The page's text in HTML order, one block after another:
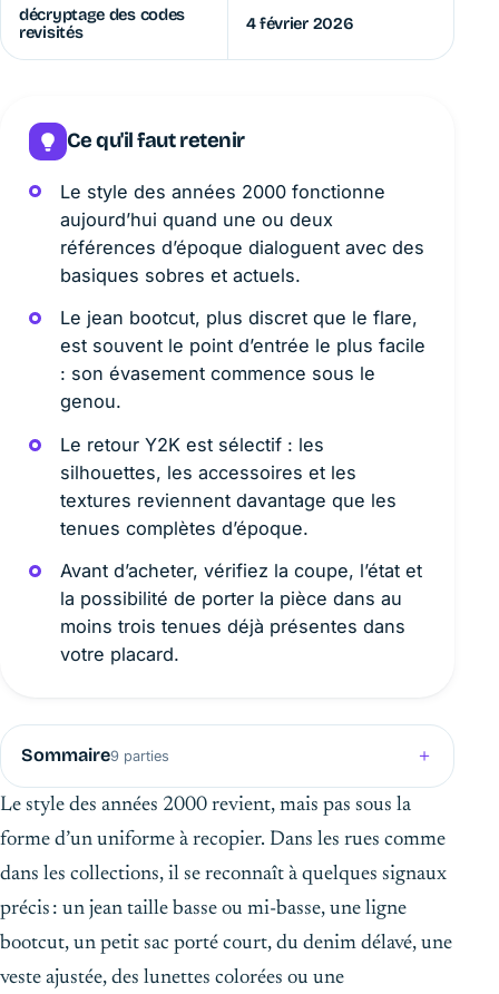
décryptage des codes
revisités
4 février 2026
Ce qu'il faut retenir
Le style des années 2000 fonctionne
aujourd’hui quand une ou deux
références d’époque dialoguent avec des
basiques sobres et actuels.
Le jean bootcut, plus discret que le flare,
est souvent le point d’entrée le plus facile
: son évasement commence sous le
genou.
Le retour Y2K est sélectif : les
silhouettes, les accessoires et les
textures reviennent davantage que les
tenues complètes d’époque.
Avant d’acheter, vérifiez la coupe, l’état et
la possibilité de porter la pièce dans au
moins trois tenues déjà présentes dans
votre placard.
Sommaire9 parties
Le style des années 2000 revient, mais pas sous la
forme d’un uniforme à recopier. Dans les rues comme
dans les collections, il se reconnaît à quelques signaux
précis : un jean taille basse ou mi-basse, une ligne
bootcut, un petit sac porté court, du denim délavé, une
veste ajustée, des lunettes colorées ou une